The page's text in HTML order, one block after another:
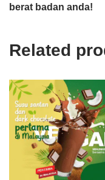
berat badan anda!
Related